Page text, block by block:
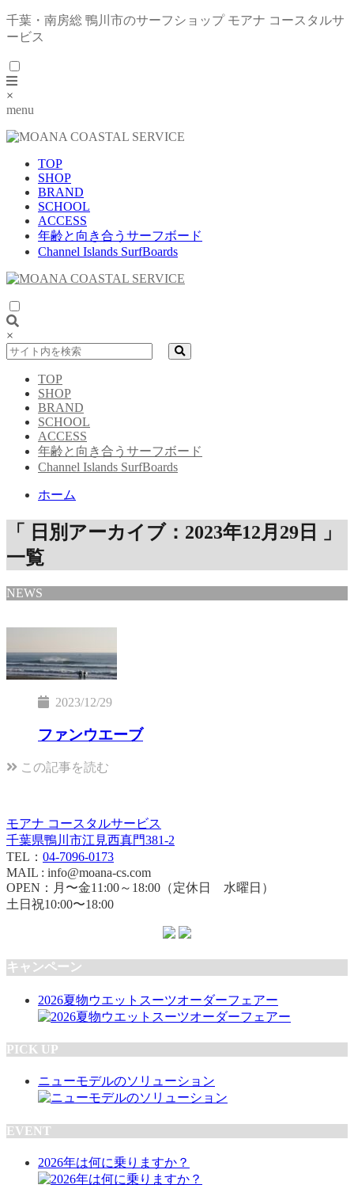
千葉・南房総 鴨川市のサーフショップ モアナ コースタルサ
ービス
×
menu
TOP
SHOP
BRAND
SCHOOL
ACCESS
年齢と向き合うサーフボード
Channel Islands SurfBoards
×
TOP
SHOP
BRAND
SCHOOL
ACCESS
年齢と向き合うサーフボード
Channel Islands SurfBoards
ホーム
「 日別アーカイブ：2023年12月29日 」
一覧
NEWS
2023/12/29
ファンウエーブ
この記事を読む
モアナ コースタルサービス
千葉県鴨川市江見西真門381-2
TEL： 04-7096-0173
MAIL : info@moana-cs.com
OPEN：月〜金11:00～18:00（定休日 水曜日）
土日祝10:00〜18:00
キャンペーン
2026夏物ウエットスーツオーダーフェアー
PICK UP
ニューモデルのソリューション
EVENT
2026年は何に乗りますか？